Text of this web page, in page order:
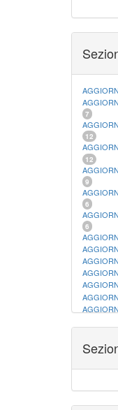
7
12
12
9
6
6
ANNUALI
ALBUM